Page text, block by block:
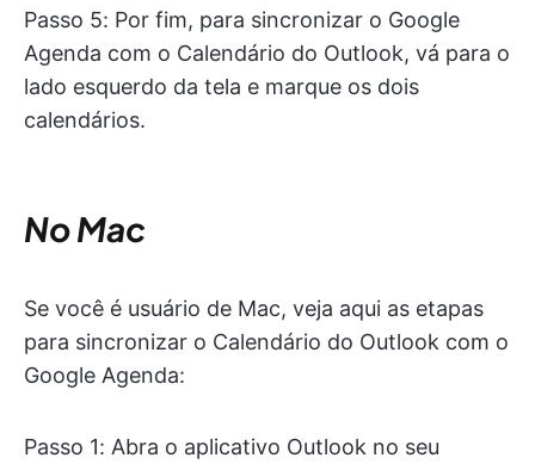
Passo 5: Por fim, para sincronizar o Google
Agenda com o Calendário do Outlook, vá para o
lado esquerdo da tela e marque os dois
calendários.
No Mac
Se você é usuário de Mac, veja aqui as etapas
para sincronizar o Calendário do Outlook com o
Google Agenda:
Passo 1: Abra o aplicativo Outlook no seu